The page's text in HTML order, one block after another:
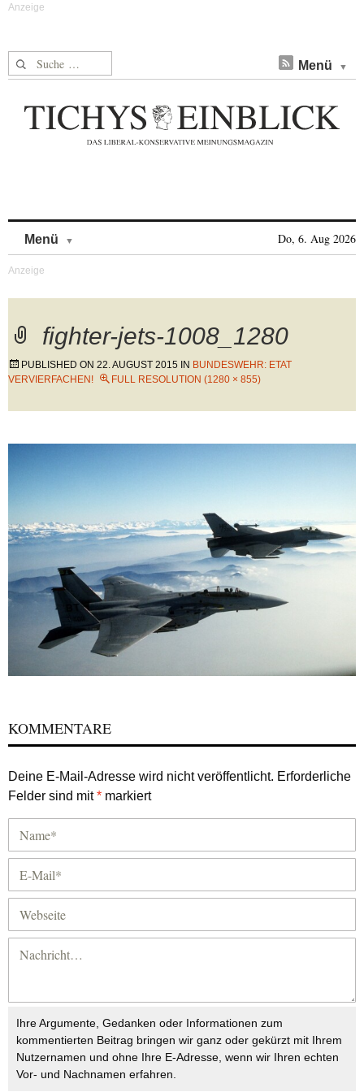
Suche nach: Menü
Menü Do, 6. Aug 2026
fighter-jets-1008_1280
PUBLISHED ON 22. AUGUST 2015 IN BUNDESWEHR: ETAT
VERVIERFACHEN!
FULL RESOLUTION (1280 × 855)
KOMMENTARE
Deine E-Mail-Adresse wird nicht veröffentlicht. Erforderliche
Felder sind mit* markiert
Ihre Argumente, Gedanken oder Informationen zum
kommentierten Beitrag bringen wir ganz oder gekürzt mit Ihrem
Nutzernamen und ohne Ihre E-Adresse, wenn wir Ihren echten
Vor- und Nachnamen erfahren.